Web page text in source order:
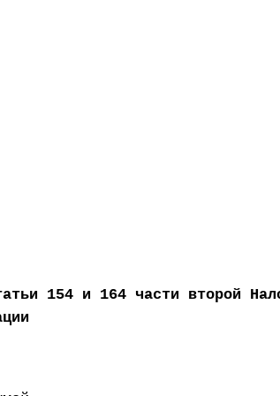
154 и 164 части второй